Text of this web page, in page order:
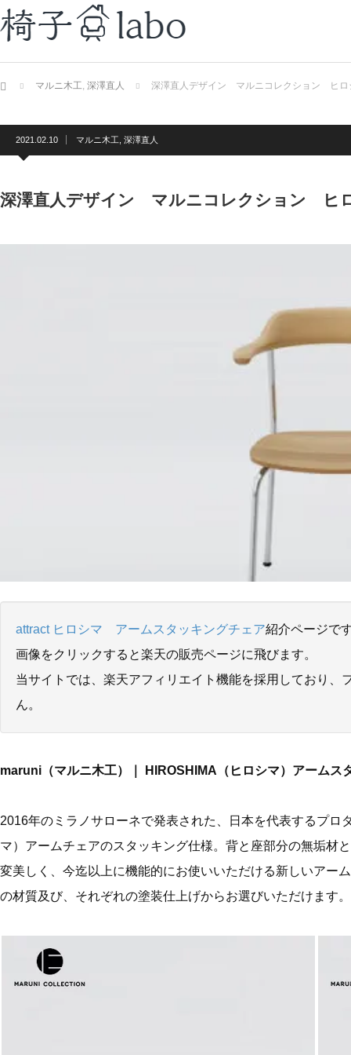
ホーム マルニ木工, 深澤直人 深澤直人デザイン マルニコレクション ヒロ
2021.02.10 マルニ木工 深澤直人
深澤直人デザイン マルニコレクション ヒ
attract ヒロシマ アームスタッキングチェア紹介ページで
画像をクリックすると楽天の販売ページに飛びます。
当サイトでは、楽天アフィリエイト機能を採用しており
ん。
maruni（マルニ木工）｜ HIROSHIMA（ヒロシマ）アームス
2016年のミラノサローネで発表された、日本を代表するプ
マ）アームチェアのスタッキング仕様。背と座部分の無垢材
変美しく、今迄以上に機能的にお使いいただける新しいアー
の材質及び、それぞれの塗装仕上げからお選びいただけます。